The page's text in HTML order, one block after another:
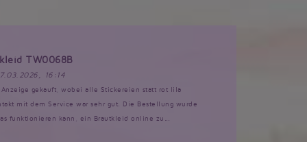
TW0068B
16:14
gekauft, wobei alle Stickereien statt rot lila
mit dem Service war sehr gut. Die Bestellung wurde
funktionieren kann, ein Brautkleid online zu...